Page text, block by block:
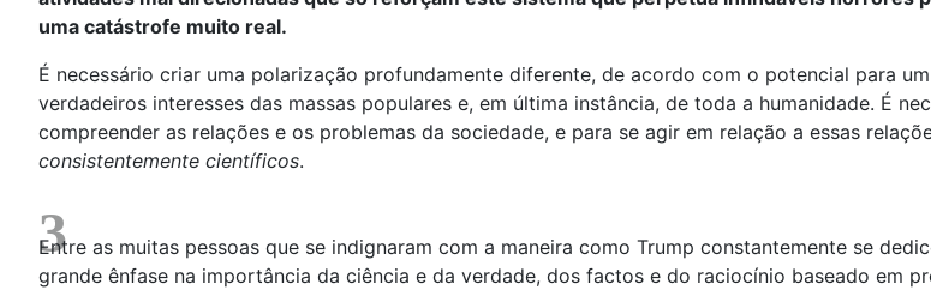
uma catástrofe muito real.
É necessário criar uma polarização profundamente diferente, de acordo com o potencial para
verdadeiros interesses das massas populares e, em última instância, de toda a humanidade. É
compreender as relações e os problemas da sociedade, e para se agir em relação a essas
consistentemente científicos.
3
Entre as muitas pessoas que se indignaram com a maneira como Trump constantemente se
grande ênfase na importância da ciência e da verdade, dos factos e do raciocínio baseado em